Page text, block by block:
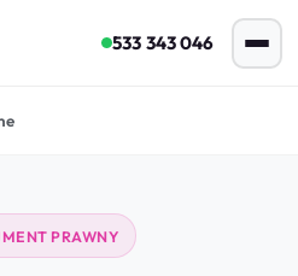
533 343 046
PRAWNY